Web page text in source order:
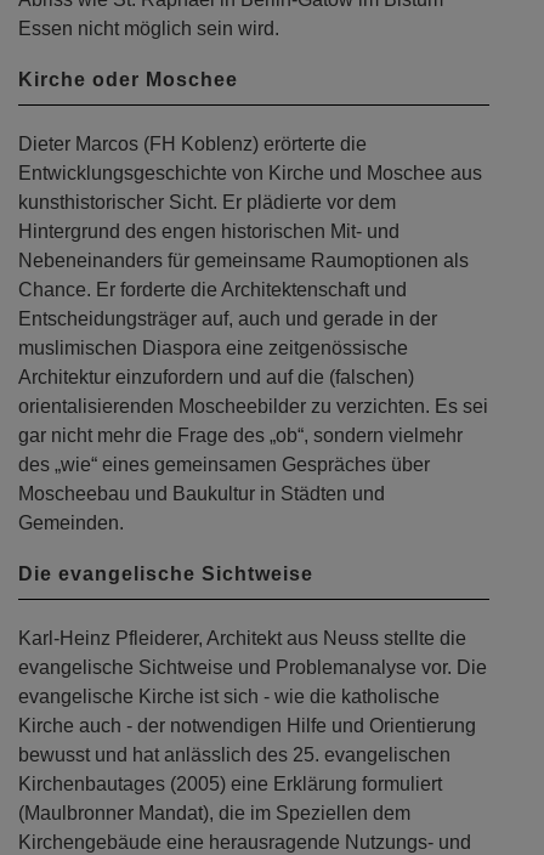
Essen nicht möglich sein wird.
Kirche oder Moschee
Dieter Marcos (FH Koblenz) erörterte die
Entwicklungsgeschichte von Kirche und Moschee aus
kunsthistorischer Sicht. Er plädierte vor dem
Hintergrund des engen historischen Mit- und
Nebeneinanders für gemeinsame Raumoptionen als
Chance. Er forderte die Architektenschaft und
Entscheidungsträger auf, auch und gerade in der
muslimischen Diaspora eine zeitgenössische
Architektur einzufordern und auf die (falschen)
orientalisierenden Moscheebilder zu verzichten. Es sei
gar nicht mehr die Frage des „ob“, sondern vielmehr
des „wie“ eines gemeinsamen Gespräches über
Moscheebau und Baukultur in Städten und
Gemeinden.
Die evangelische Sichtweise
Karl-Heinz Pfleiderer, Architekt aus Neuss stellte die
evangelische Sichtweise und Problemanalyse vor. Die
evangelische Kirche ist sich - wie die katholische
Kirche auch - der notwendigen Hilfe und Orientierung
bewusst und hat anlässlich des 25. evangelischen
Kirchenbautages (2005) eine Erklärung formuliert
(Maulbronner Mandat), die im Speziellen dem
Kirchengebäude eine herausragende Nutzungs- und